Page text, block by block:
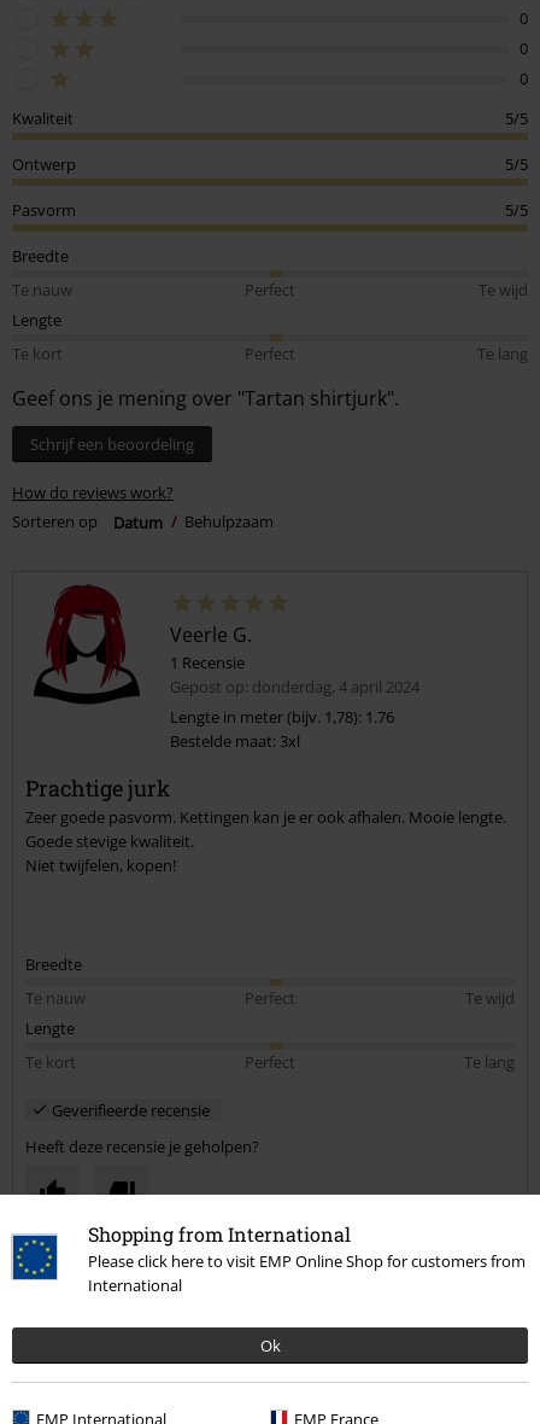
Shopping from International
Please click here to visit EMP Online Shop for customers from
International
Ok
EMP International EMP France
0
0
0
Kwaliteit
5/5
Ontwerp 5/5
Pasvorm 5/5
Breedte
Te nauw
Perfect
Te wijd
Lengte
Te kort
Perfect Te lang
Geef ons je mening over "Tartan shirtjurk".
Schrijf een beoordeling
How do reviews work?
Sorteren op
Datum Behulpzaam
Veerle G.
1 Recensie
Gepost op: donderdag, 4 april 2024
Lengte in meter (bijv. 1,78): 1.76
Bestelde maat: 3xl
Prachtige jurk
Zeer goede pasvorm. Kettingen kan je er ook afhalen. Mooie lengte.
Goede stevige kwaliteit.
Niet twijfelen, kopen!
Breedte
Te nauw
Perfect
Te wijd
Lengte
Te kort
Perfect Te lang
Geverifieerde recensie
Heeft deze recensie je geholpen?
Opmerking
Cynthia V.